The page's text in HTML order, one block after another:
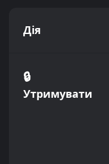
Дія
🔒
Утримувати